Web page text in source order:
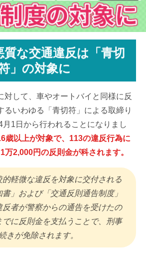
質な交通違反は「青切
」の対象に
対して、車やオートバイと同様に反
るいわゆる「青切符」による取締り
1日から行われることになりまし
歳以上が対象で、113の違反行為に
万2,000円の反則金が科されます。
的軽微な違反を対象に交付される
書」および「交通反則通告制度」
反者が警察からの通告を受けたの
でに反則金を支払うことで、刑事
きが免除されます。